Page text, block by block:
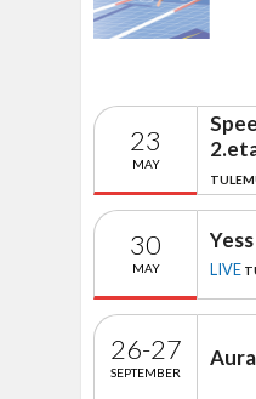
23
MAY
30
MAY LIVE
26-27
SEPTEMBER